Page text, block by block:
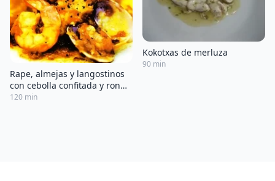
Rape, almejas y langostinos
con cebolla confitada y ron
quemado
120 min
Kokotxas de merluza
90 min